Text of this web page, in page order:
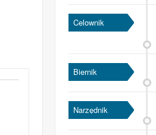
Celownik
Biernik
Narzędnik